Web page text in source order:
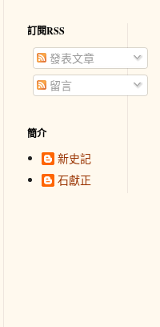
訂閱RSS
發表文章
留言
簡介
新史記
石獻正